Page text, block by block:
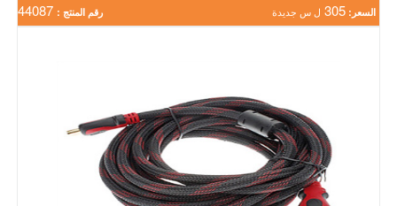
السعر: 305 ل س جديدة رقم المنتج :